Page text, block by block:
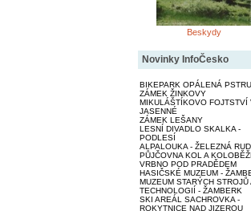
Beskydy
Novinky InfoČesko
BIKEPARK OPÁLENÁ
ZÁMEK ŽINKOVY
MIKULÁŠTÍKOVO FOJTSTVÍ
JASENNÉ
ZÁMEK LEŠANY
LESNÍ DIVADLO SKALKA -
PODLESÍ
ALPALOUKA - ŽELEZNÁ
PŮJČOVNA KOL A
VRBNO POD PRADĚDEM
HASIČSKÉ MUZEUM -
MUZEUM STARÝCH STROJŮ
TECHNOLOGIÍ - ŽAMBERK
SKI AREÁL SACHROVKA -
ROKYTNICE NAD JIZEROU